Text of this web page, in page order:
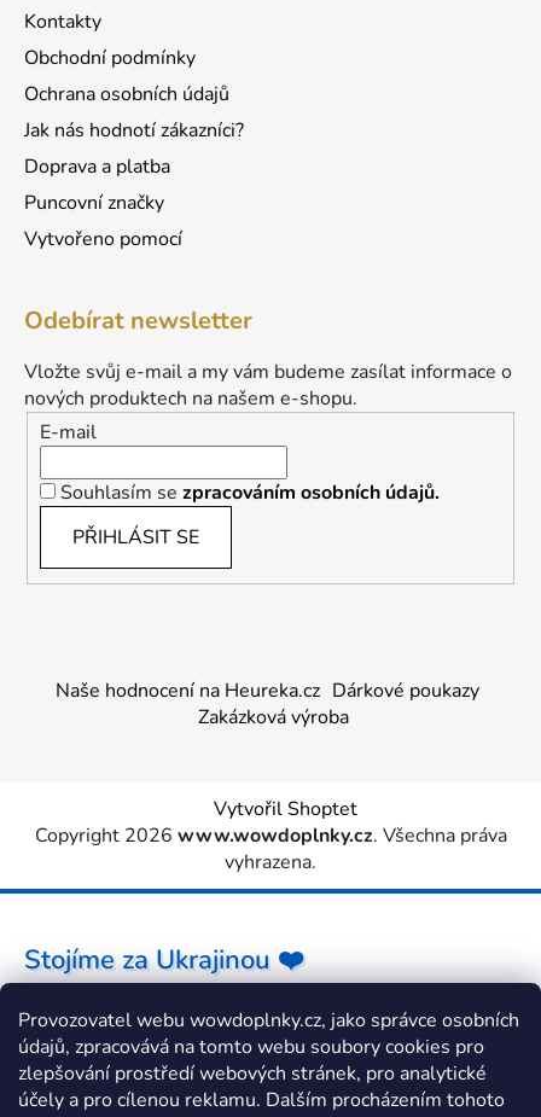
Provozovatel webu wowdoplnky.cz, jako správce osobních
údajů, zpracovává na tomto webu soubory cookies pro
zlepšování prostředí webových stránek, pro analytické
účely a pro cílenou reklamu. Dalším procházením tohoto
Kontakty
Obchodní podmínky
Ochrana osobních údajů
Jak nás hodnotí zákazníci?
Doprava a platba
Puncovní značky
Vytvořeno pomocí
Odebírat newsletter
Vložte svůj e-mail a my vám budeme zasílat informace o
nových produktech na našem e-shopu.
E-mail
Souhlasím se zpracováním osobních údajů.
PŘIHLÁSIT SE
Naše hodnocení na Heureka.cz Dárkové poukazy
Zakázková výroba
Vytvořil Shoptet
Copyright 2026 www.wowdoplnky.cz. Všechna práva
vyhrazena.
Stojíme za Ukrajinou ❤️
Jak a čím pomoci »